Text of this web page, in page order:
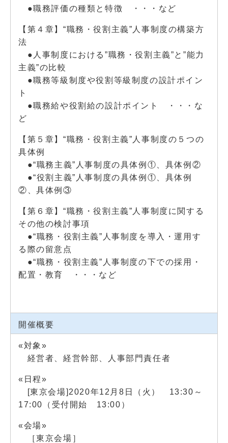
●職務評価の種類と特徴 ・・・など
【第４章】“職務・役割主義”人事制度の構築方
法
●人事制度における”職務・役割主義”と”能力
主義”の比較
●職務等級制度や役割等級制度の設計ポイン
ト
●職務給や役割給の設計ポイント ・・・な
ど
【第５章】“職務・役割主義”人事制度の５つの
具体例
●“職務主義”人事制度の具体例①、具体例②
●“役割主義”人事制度の具体例①、具体例
②、具体例③
【第６章】“職務・役割主義”人事制度に関する
その他の検討事項
●“職務・役割主義”人事制度を導入・運用す
る際の留意点
●“職務・役割主義”人事制度の下での採用・
配置・教育 ・・・など
開催概要
«対象»
経営者、経営幹部、人事部門責任者
«日程»
[東京会場]2020年12月8日（火） 13:30～
17:00（受付開始 13:00）
«会場»
［東京会場］